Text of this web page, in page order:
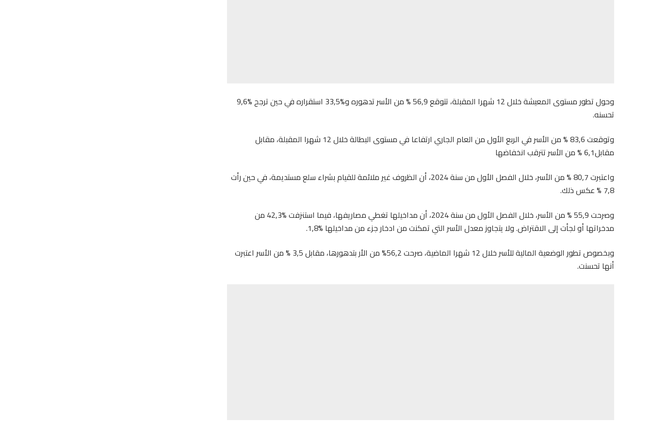
وحول تطور مستوى المعيشة خلال 12 شهرا المقبلة، تتوقع 56,9 % من الأسر تدهوره و%33,5 استقراره في حين ترجح %9,6
تحسنه.
وتوقعت 83,6 % من الأسر في الربع الأول من العام الجاري ارتفاعا في مستوى البطالة خلال 12 شهرا المقبلة، مقابل
مقابل6,1 % من الأسر تترقب انخفاضها
واعتبرت 80,7 % من الأسر، خلال الفصل الأول من سنة 2024، أن الظروف غير ملائمة للقيام بشراء سلع مستديمة، في حين رأت
7,8 % عكس ذلك.
وصرحت 55,9 % من الأسر، خلال الفصل الأول من سنة 2024، أن مداخيلها تغطي مصاريفها، فيما استنزفت %42,3 من
مدخراتها أو لجأت إلى الاقتراض. ولا يتجاوز معدل الأسر التي تمكنت من ادخار جزء من مداخيلها %1,8.
وبخصوص تطور الوضعية المالية للأسر خلال 12 شهرا الماضية، صرحت 56,2% من الأر بتدهورها، مقابل 3,5 % من الأسر اعتبرت
أنها تحسنت.